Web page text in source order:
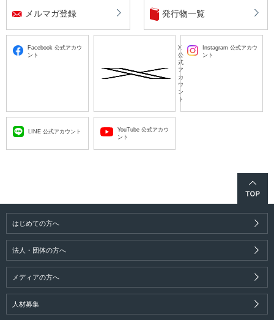
メルマガ登録 発行物一覧
Facebook 公式アカウ
ント
X
公
式
ア
カ
ウ
ン
ト
Instagram 公式アカウ
ント
LINE 公式アカウント
YouTube 公式アカウ
ント
はじめての方へ
法人・団体の方へ
メディアの方へ
人材募集